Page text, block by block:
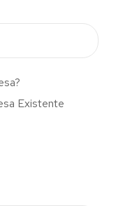
Existente